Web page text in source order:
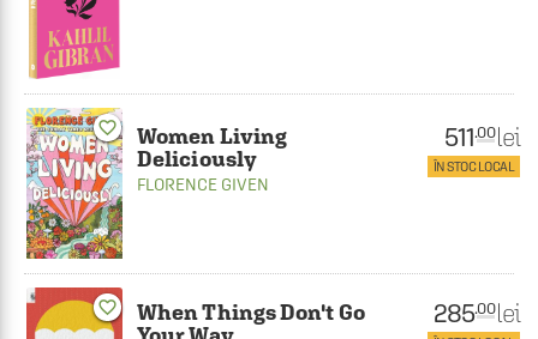
favorite_border
Women Living
Deliciously
FLORENCE GIVEN
511.00 lei
ÎN STOC LOCAL
favorite_border
When Things Don't Go
285.00 lei